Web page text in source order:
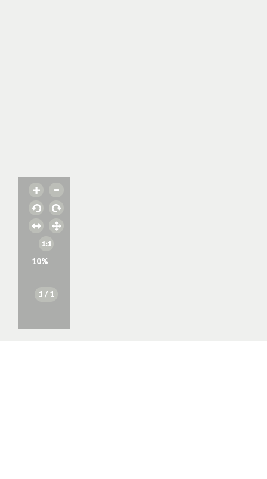
10%
1 / 1